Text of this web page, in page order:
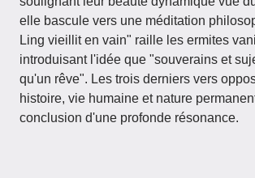
elle bascule vers une méditation
Ling vieillit en vain" raille les ermites
introduisant l'idée que "souverains et
qu'un rêve". Les trois derniers vers
histoire, vie humaine et nature
conclusion d'une profonde résonance.